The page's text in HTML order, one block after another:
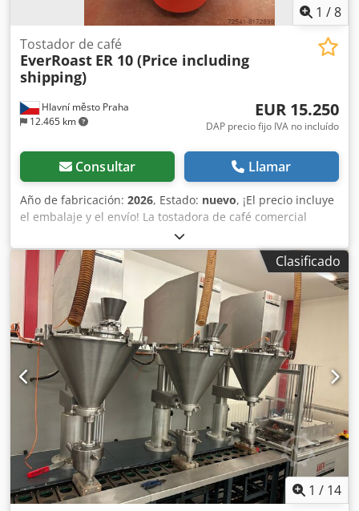
1 /8
Hlavní město Praha
12.465 km
Tostador de café
EverRoast ER 10 (Price including
shipping)
EUR 15.250
DAP precio fijo IVA no incluído
Consultar Llamar
Año de fabricación: 2026, Estado: nuevo, ¡El precio incluye
el embalaje y el envío! La tostadora de café comercial
EverRoast tiene una capacidad de 10 kg de granos de café
verde por lote y es una solución ideal para tostar en
cafeterías y tostaderías de tamaño mediano, pudiendo
tostar hasta 35 kg por hora. Capacidad por lote: 10 kg
Tiempo de tostado: 10-14 minutos Fuente de calor:
GLP/Gas natural Principio de tostado: Conducción y
convección Tambor: Doble pared Unidad de control:
Manual/PLC (opcional) Máquina totalmente controlable:
Control del flujo de aire/Control de la velocidad del
tambor/Control del nivel de la llama Posibilidad de
conexión a PC Dksdpfx Aqji Hqndjisr Garantía: 2 años ¡Se
puede añadir el logotipo de su empresa en el tambor!
¡Puede elegir cualquier color! Póngase en contacto con
nosotros para obtener más información sobre tostadoras
de café y equipos para café.
Clasificado
1 / 14